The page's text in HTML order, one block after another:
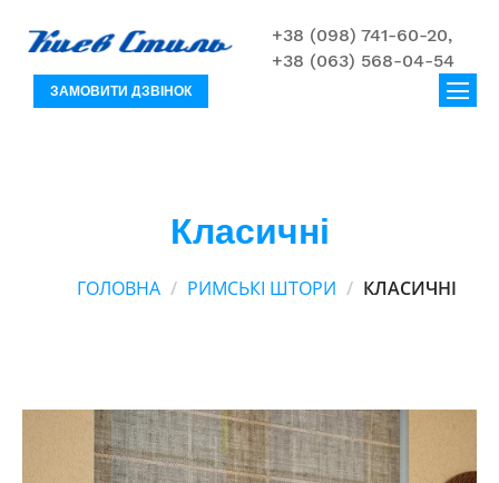
+38 (098) 741-60-20,
+38 (063) 568-04-54
ЗАМОВИТИ ДЗВІНОК
Класичні
ГОЛОВНА РИМСЬКІ ШТОРИ КЛАСИЧНІ